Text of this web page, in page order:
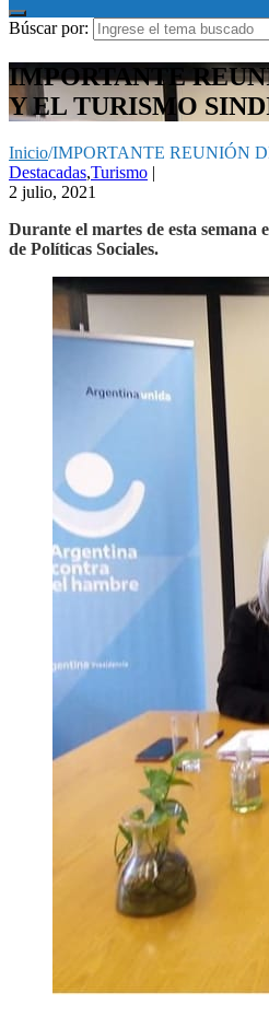
Búscar por:
IMPORTANTE
Y EL TURISMO
Inicio/IMPORTANTE REUNIÓN
Destacadas,Turismo |
2 julio, 2021
Durante el martes de esta
de Políticas Sociales.